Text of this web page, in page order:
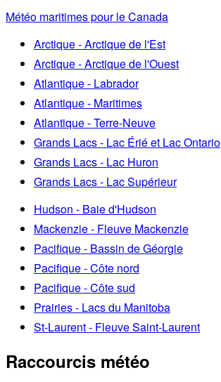
Météo maritimes pour le Canada
Arctique - Arctique de l'Est
Arctique - Arctique de l'Ouest
Atlantique - Labrador
Atlantique - Maritimes
Atlantique - Terre-Neuve
Grands Lacs - Lac Érié et Lac Ontario
Grands Lacs - Lac Huron
Grands Lacs - Lac Supérieur
Hudson - Baie d'Hudson
Mackenzie - Fleuve Mackenzie
Pacifique - Bassin de Géorgie
Pacifique - Côte nord
Pacifique - Côte sud
Prairies - Lacs du Manitoba
St-Laurent - Fleuve Saint-Laurent
Raccourcis météo